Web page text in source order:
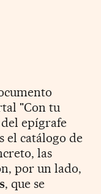
"Con tu
epígrafe
el catálogo de
las
por un lado,
, que se